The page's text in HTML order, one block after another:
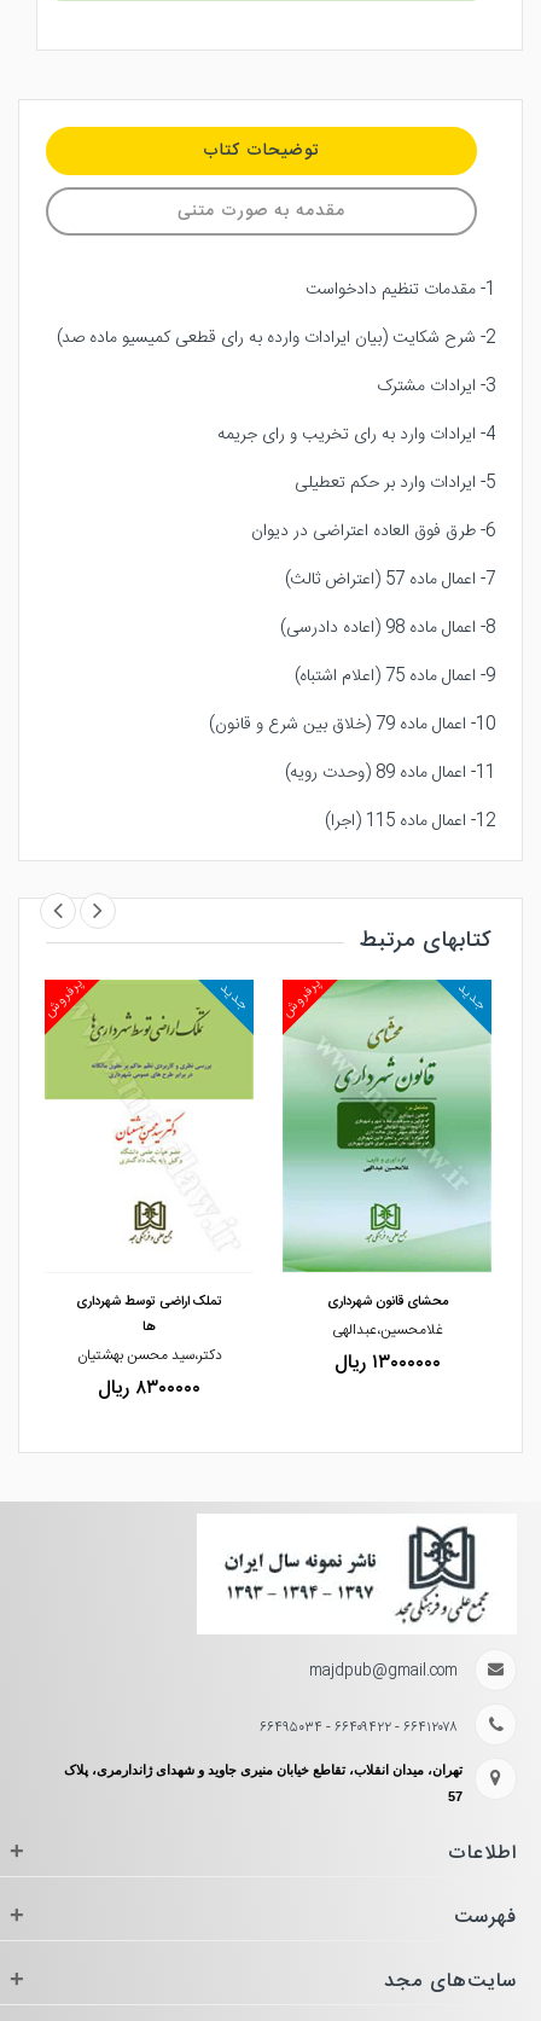
توضیحات کتاب
مقدمه به صورت متنی
1- مقدمات تنظیم دادخواست
2- شرح شکایت (بیان ایرادات وارده به رای قطعی کمیسیو ماده صد)
3- ایرادات مشترک
4- ایرادات وارد به رای تخریب و رای جریمه
5- ایرادات وارد بر حکم تعطیلی
6- طرق فوق العاده اعتراضی در دیوان
7- اعمال ماده 57 (اعتراض ثالث)
8- اعمال ماده 98 (اعاده دادرسی)
9- اعمال ماده 75 (اعلام اشتباه)
10- اعمال ماده 79 (خلاق بین شرع و قانون)
11- اعمال ماده 89 (وحدت رویه)
12- اعمال ماده 115 (اجرا)
کتابهای مرتبط
مشاهده و خرید
پرفروش جدید
مشاهده و خرید
محشای قانون شهرداری
غلامحسین،عبدالهی
۱۳۰۰۰۰۰۰ ریال
پرفروش جدید
تملک اراضی توسط شهرداری
ها
دکتر،سید محسن بهشتیان
۸۳۰۰۰۰۰ ریال
majdpub@gmail.com
۶۶۴۱۲۰۷۸ - ۶۶۴۰۹۴۲۲ - ۶۶۴۹۵۰۳۴
تهران، میدان انقلاب، تقاطع خیابان منیری جاوید و شهدای ژاندارمری، پلاک
57
اطلاعات +
فهرست +
سایت‌های مجد +